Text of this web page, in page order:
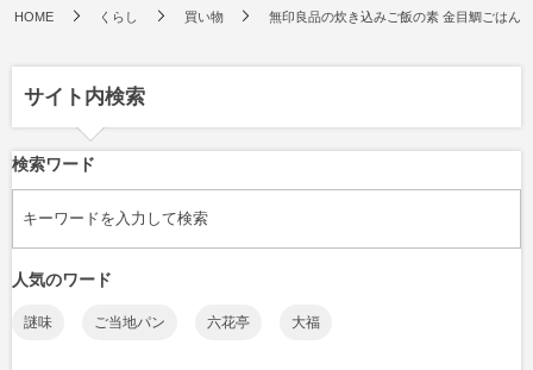
HOME くらし 買い物 無印良品の炊き込みご飯の素 金目鯛ごはん
サイト内検索
検索ワード
人気のワード
謎味 ご当地パン 六花亭 大福